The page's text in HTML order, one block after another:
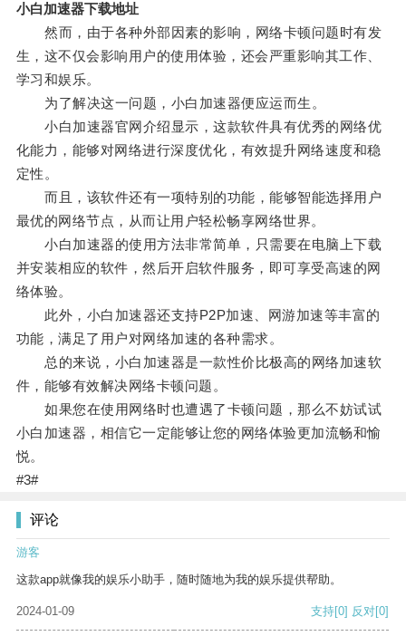
小白加速器下载地址
然而，由于各种外部因素的影响，网络卡顿问题时有发
生，这不仅会影响用户的使用体验，还会严重影响其工作、
学习和娱乐。
为了解决这一问题，小白加速器便应运而生。
小白加速器官网介绍显示，这款软件具有优秀的网络优
化能力，能够对网络进行深度优化，有效提升网络速度和稳
定性。
而且，该软件还有一项特别的功能，能够智能选择用户
最优的网络节点，从而让用户轻松畅享网络世界。
小白加速器的使用方法非常简单，只需要在电脑上下载
并安装相应的软件，然后开启软件服务，即可享受高速的网
络体验。
此外，小白加速器还支持P2P加速、网游加速等丰富的
功能，满足了用户对网络加速的各种需求。
总的来说，小白加速器是一款性价比极高的网络加速软
件，能够有效解决网络卡顿问题。
如果您在使用网络时也遭遇了卡顿问题，那么不妨试试
小白加速器，相信它一定能够让您的网络体验更加流畅和愉
悦。
#3#
评论
游客
这款app就像我的娱乐小助手，随时随地为我的娱乐提供帮助。
2024-01-09 支持[0] 反对[0]